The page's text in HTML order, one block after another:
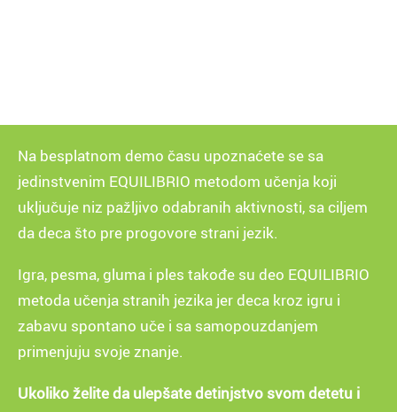
Na besplatnom demo času upoznaćete se sa
jedinstvenim EQUILIBRIO metodom učenja koji
uključuje niz pažljivo odabranih aktivnosti, sa ciljem
da deca što pre progovore strani jezik.
Igra, pesma, gluma i ples takođe su deo EQUILIBRIO
metoda učenja stranih jezika jer deca kroz igru i
zabavu spontano uče i sa samopouzdanjem
primenjuju svoje znanje.
Ukoliko želite da ulepšate detinjstvo svom detetu i